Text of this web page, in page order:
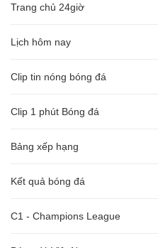
Trang chủ 24giờ
Lịch hôm nay
Clip tin nóng bóng đá
Clip 1 phút Bóng đá
Bảng xếp hạng
Kết quả bóng đá
C1 - Champions League